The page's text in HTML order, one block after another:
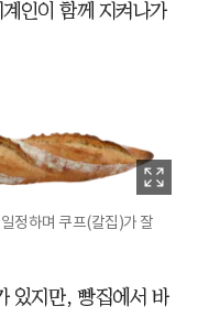
인이 함께 지켜나가
정하며 쿠프(칼집)가 잘
있지만, 빵집에서 바